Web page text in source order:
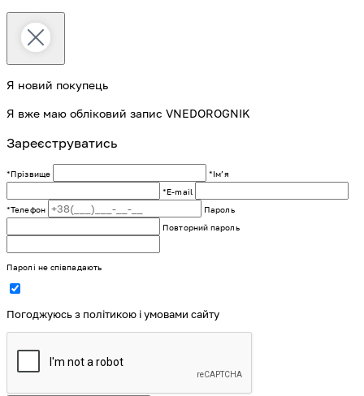
Я новий покупець
Я вже маю обліковий запис VNEDOROGNIK
Зареєструватись
*Прізвище
*Імʼя
*E-mail
*Телефон
Пароль
Повторний пароль
Паролі не співпадають
Погоджуюсь з політикою і умовами сайту